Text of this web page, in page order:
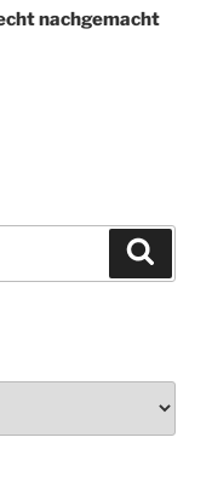
nachgemacht